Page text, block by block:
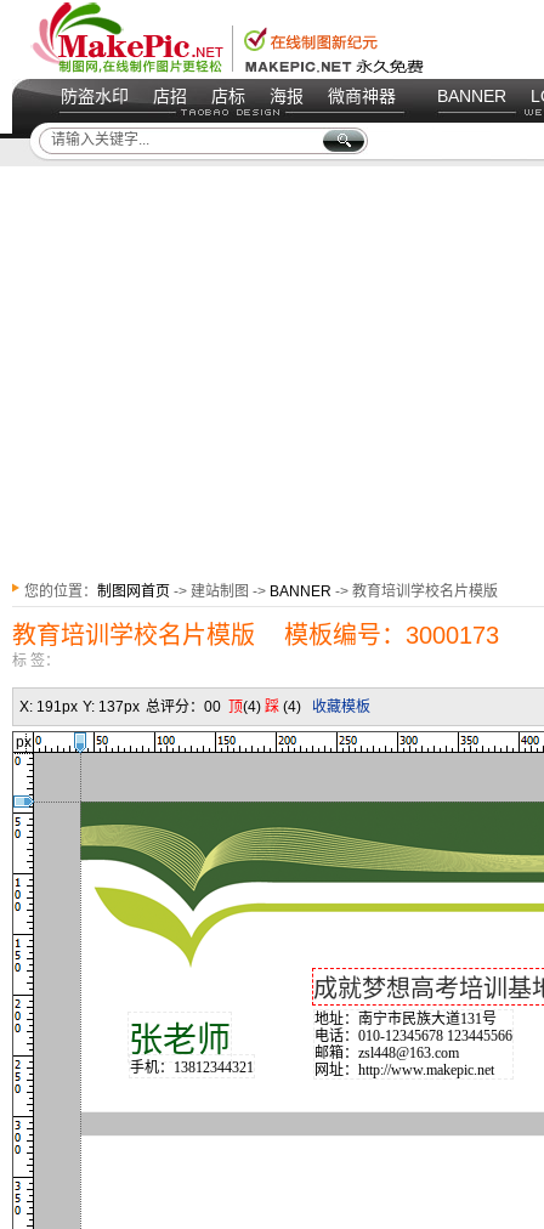
防盗水印 店招 店标 海报 微商神器 BANNER
您的位置： 制图网首页 -> 建站制图 -> BANNER -> 教育培训学校名片模版
教育培训学校名片模版 模板编号：3000173
标 签：
X: 191px Y: 137px 总评分： 00 顶(4) 踩 (4) 收藏模板
张老师
手机：13812344321
地址：南宁市民族大道131号
电话：010-12345678 123445566
邮箱：zsl448@163.com
网址：http://www.makepic.net
成就梦想高考培训基
px